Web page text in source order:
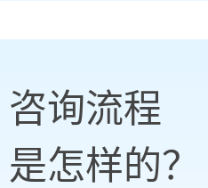
咨询流程
是怎样的？